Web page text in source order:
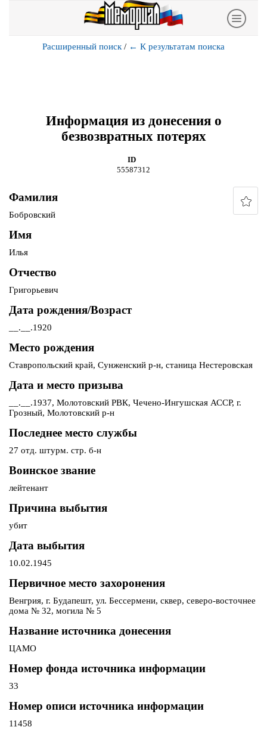
Расширенный поиск / ← К результатам поиска
Информация из донесения о
безвозвратных потерях
ID
55587312
Фамилия
Бобровский
Имя
Илья
Отчество
Григорьевич
Дата рождения/Возраст
__.__.1920
Место рождения
Ставропольский край, Сунженский р-н, станица Нестеровская
Дата и место призыва
__.__.1937, Молотовский РВК, Чечено-Ингушская АССР, г.
Грозный, Молотовский р-н
Последнее место службы
27 отд. штурм. стр. б-н
Воинское звание
лейтенант
Причина выбытия
убит
Дата выбытия
10.02.1945
Первичное место захоронения
Венгрия, г. Будапешт, ул. Бессермени, сквер, северо-восточнее
дома № 32, могила № 5
Название источника донесения
ЦАМО
Номер фонда источника информации
33
Номер описи источника информации
11458